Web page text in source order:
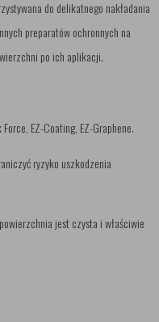
do delikatnego nakładania
preparatów ochronnych na
po ich aplikacji.
EZ-Coating, EZ-Graphene.
ryzyko uszkodzenia
jest czysta i właściwie